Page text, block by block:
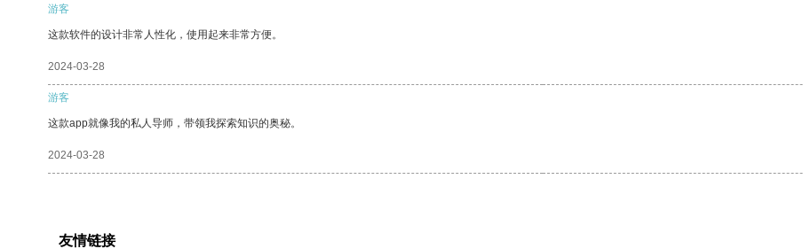
游客
这款软件的设计非常人性化，使用起来非常方便。
2024-03-28
游客
这款app就像我的私人导师，带领我探索知识的奥秘。
2024-03-28
友情链接